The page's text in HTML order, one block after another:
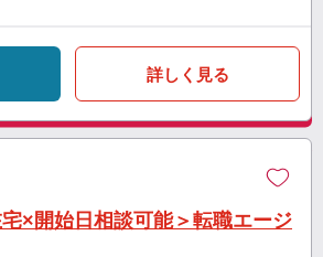
詳しく見る
×開始日相談可能＞転職エージ